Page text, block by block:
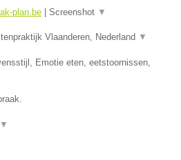
plan.be Screenshot ▼
Vlaanderen, Nederland ▼
Emotie eten, eetstoornissen,
▼